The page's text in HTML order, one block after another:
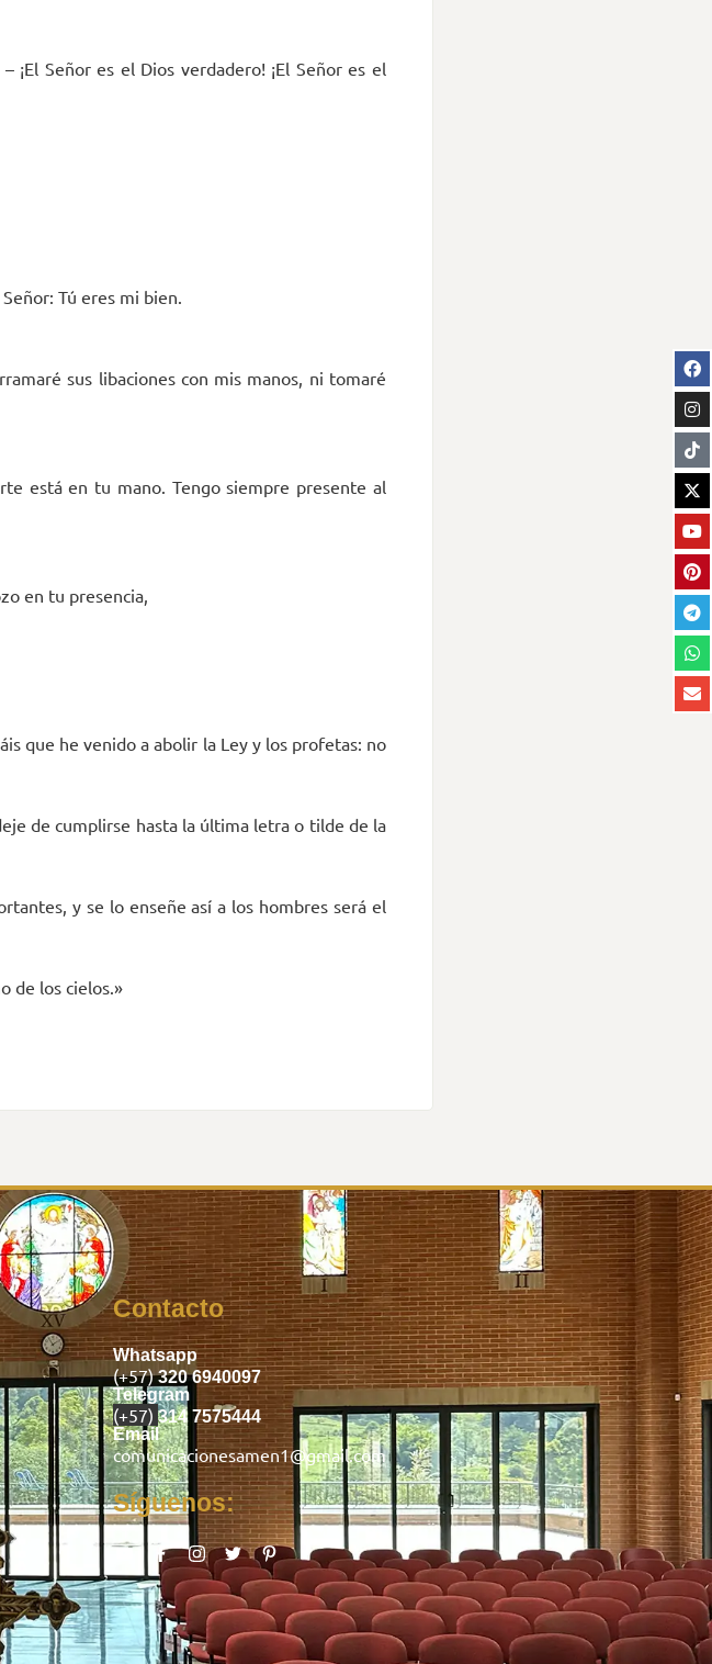
Señor es el Dios verdadero! ¡El Señor es el
Tú eres mi bien.
sus libaciones con mis manos, ni tomaré
está en tu mano. Tengo siempre presente al
en tu presencia,
que he venido a abolir la Ley y los profetas: no
de cumplirse hasta la última letra o tilde de la
y se lo enseñe así a los hombres será el
de los cielos.»
Contacto
Whatsapp
(+57)320 6940097
Telegram
(+57)314 7575444
Email
comunicacionesamen1@gmail.com
Síguenos: